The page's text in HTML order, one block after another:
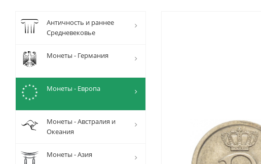
Античность и раннее
Средневековье
Монеты - Германия
Монеты - Европа
Монеты - Австралия и
Океания
Монеты - Азия